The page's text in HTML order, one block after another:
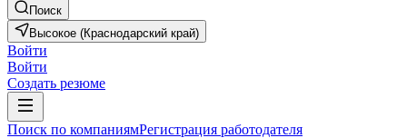
Поиск
Высокое (Краснодарский край)
Войти
Войти
Создать резюме
Поиск по компаниямРегистрация работодателя